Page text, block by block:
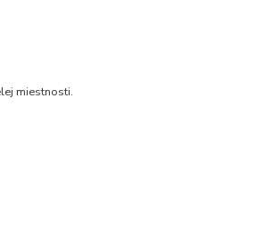
miestnosti.